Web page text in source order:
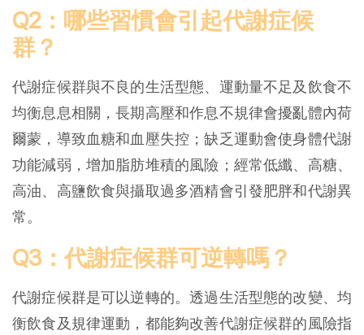
Q2：哪些習慣會引起代謝症候
群？
代謝症候群與不良的生活型態、運動量不足及飲食不
均衡息息相關，長期高壓和作息不規律會擾亂體內荷
爾蒙，導致血糖和血壓失控；缺乏運動會使身體代謝
功能減弱，增加脂肪堆積的風險；經常低纖、高糖、
高油、高鹽飲食與攝取過多酒精會引發肥胖和代謝異
常。
Q3：代謝症候群可逆轉嗎？
代謝症候群是可以逆轉的。透過生活型態的改變、均
衡飲食及規律運動，都能夠改善代謝症候群的風險指